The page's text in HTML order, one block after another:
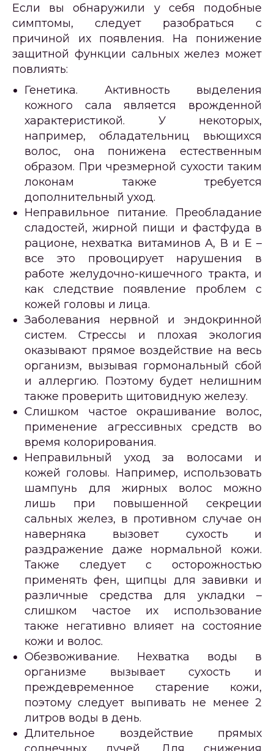
Если вы обнаружили у себя подобные
симптомы, следует разобраться с
причиной их появления. На понижение
защитной функции сальных желез может
повлиять:
Генетика. Активность выделения
кожного сала является врожденной
характеристикой. У некоторых,
например, обладательниц вьющихся
волос, она понижена естественным
образом. При чрезмерной сухости таким
локонам также требуется
дополнительный уход.
Неправильное питание. Преобладание
сладостей, жирной пищи и фастфуда в
рационе, нехватка витаминов А, В и Е –
все это провоцирует нарушения в
работе желудочно-кишечного тракта, и
как следствие появление проблем с
кожей головы и лица.
Заболевания нервной и эндокринной
систем. Стрессы и плохая экология
оказывают прямое воздействие на весь
организм, вызывая гормональный сбой
и аллергию. Поэтому будет нелишним
также проверить щитовидную железу.
Слишком частое окрашивание волос,
применение агрессивных средств во
время колорирования.
Неправильный уход за волосами и
кожей головы. Например, использовать
шампунь для жирных волос можно
лишь при повышенной секреции
сальных желез, в противном случае он
наверняка вызовет сухость и
раздражение даже нормальной кожи.
Также следует с осторожностью
применять фен, щипцы для завивки и
различные средства для укладки –
слишком частое их использование
также негативно влияет на состояние
кожи и волос.
Обезвоживание. Нехватка воды в
организме вызывает сухость и
преждевременное старение кожи,
поэтому следует выпивать не менее 2
литров воды в день.
Длительное воздействие прямых